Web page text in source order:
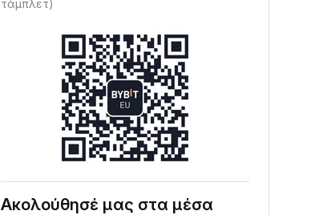
τάμπλετ)
Ακολούθησέ μας στα μέσα